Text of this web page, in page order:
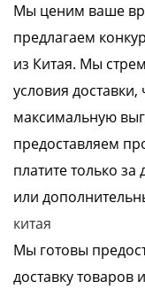
Мы ценим ваше
предлагаем
из Китая. Мы
условия
максимальную
предоставляем
платите только
или
китая
Мы готовы
доставку